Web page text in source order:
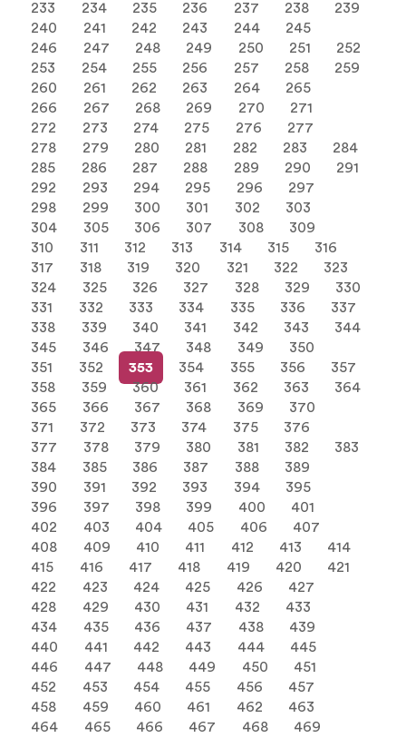
233
234 235 236 237 238
239
240
241 242 243 244
245
246
247 248 249 250 251
252
253
254 255 256 257 258
259
260
261 262 263 264
265
266
267 268 269 270
271
272
273 274 275 276
277
278
279 280 281 282 283
284
285
286 287 288 289 290
291
292
293 294 295 296
297
298
299 300 301 302
303
304
305 306 307 308
309
310
311 312 313 314 315
316
317
318 319 320 321 322
323
324
325 326 327 328 329
330
331
332 333 334 335 336
337
338
339 340 341 342 343
344
345
346 347 348 349
350
351
352 353 354 355 356
357
358
359 360 361 362 363
364
365
366 367 368 369
370
371
372 373 374 375
376
377
378 379 380 381 382
383
384
385 386 387 388
389
390
391 392 393 394
395
396
397 398 399 400
401
402
403 404 405 406
407
408
409 410 411 412 413
414
415
416 417 418 419 420
421
422
423 424 425 426
427
428
429 430 431 432
433
434
435 436 437 438
439
440
441 442 443 444
445
446
447 448 449 450
451
452
453 454 455 456
457
458
459 460 461 462
463
464
465 466 467 468 469